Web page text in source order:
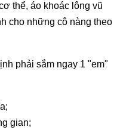
thể, áo khoác lông vũ
cho những cô nàng theo
phải sắm ngay 1 "em"
gian;